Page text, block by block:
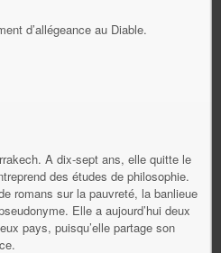
d’allégeance au Diable.
A dix-sept ans, elle quitte le
des études de philosophie.
romans sur la pauvreté, la banlieue
Elle a aujourd’hui deux
pays, puisqu’elle partage son